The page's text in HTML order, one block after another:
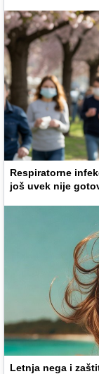
Respiratorne
još uvek nije
Letnja nega i